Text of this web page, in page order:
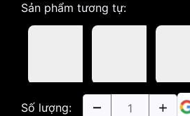
Sản phẩm tương tự:
Số lượng: